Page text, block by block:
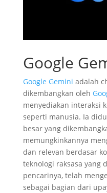
Google
Google Gemini adalah
dikembangkan oleh
menyediakan interaksi
seperti manusia. Ia
besar yang
memungkinkannya
dan relevan berdasar
teknologi raksasa yang
pencarinya, telah
sebagai bagian dari